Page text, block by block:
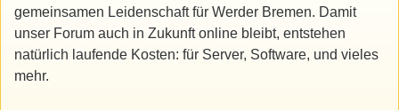
gemeinsamen Leidenschaft für Werder Bremen. Damit
unser Forum auch in Zukunft online bleibt, entstehen
natürlich laufende Kosten: für Server, Software, und vieles
mehr.